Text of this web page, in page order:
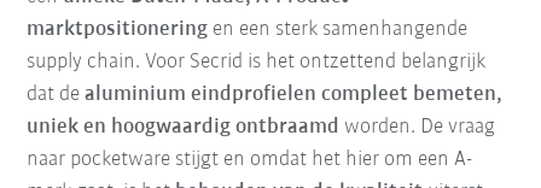
marktpositionering en een sterk samenhangende
supply chain. Voor Secrid is het ontzettend belangrijk
dat de aluminium eindprofielen compleet bemeten,
uniek en hoogwaardig ontbraamd worden. De vraag
naar pocketware stijgt en omdat het hier om een A-